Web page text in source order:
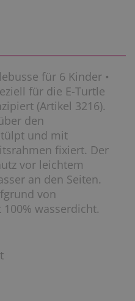
für 6 Kinder •
für die E-Turtle
(Artikel 3216).
den
und mit
fixiert. Der
vor leichtem
an den Seiten.
von
wasserdicht.